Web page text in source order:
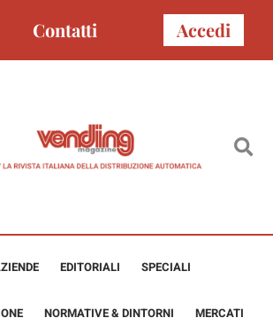
Contatti Accedi
EDITORIALI SPECIALI
NORMATIVE & DINTORNI MERCATI